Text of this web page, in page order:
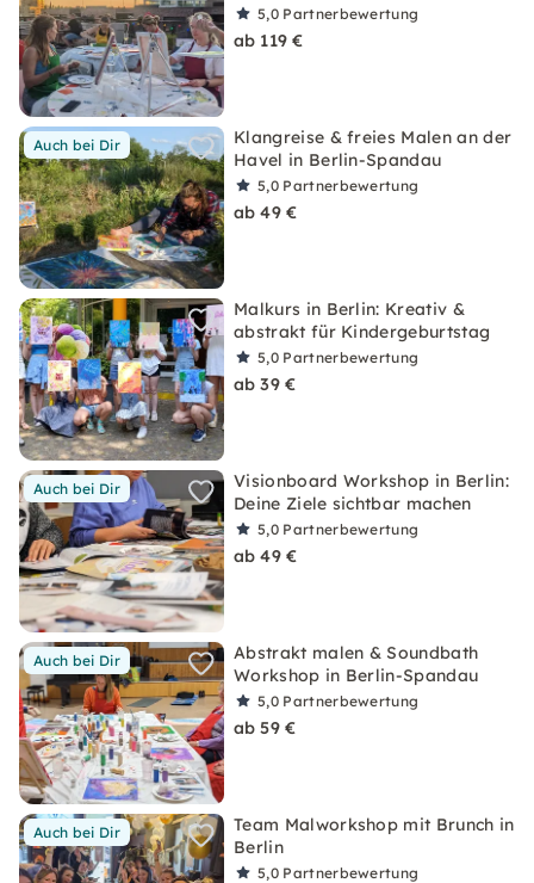
5,0 Partnerbewertung
ab 119 €
Auch bei Dir
Klangreise & freies Malen an der
Havel in Berlin-Spandau
5,0 Partnerbewertung
ab 49 €
Malkurs in Berlin: Kreativ &
abstrakt für Kindergeburtstag
5,0 Partnerbewertung
ab 39 €
Auch bei Dir
Visionboard Workshop in Berlin:
Deine Ziele sichtbar machen
5,0 Partnerbewertung
ab 49 €
Auch bei Dir
Abstrakt malen & Soundbath
Workshop in Berlin-Spandau
5,0 Partnerbewertung
ab 59 €
Auch bei Dir
Team Malworkshop mit Brunch in
Berlin
5,0 Partnerbewertung